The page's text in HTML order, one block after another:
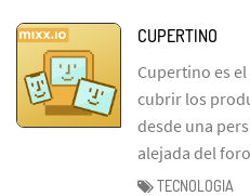
CUPERTINO
Cupertino es
cubrir los
desde una
alejada del
TECNOLOGIA